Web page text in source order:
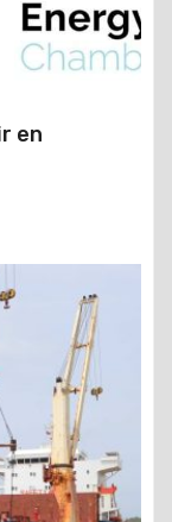
en